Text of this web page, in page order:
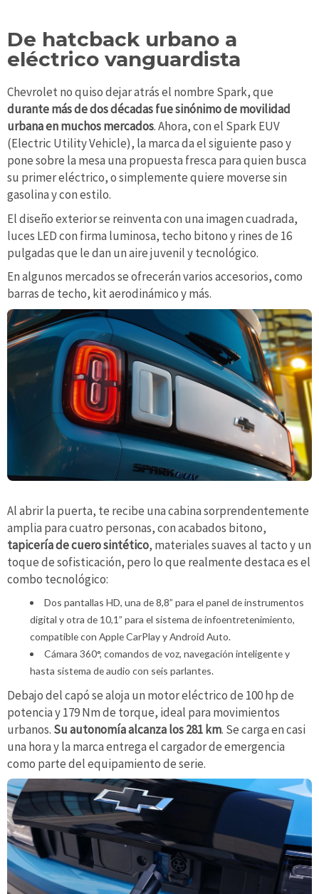
De hatcback urbano a
eléctrico vanguardista
Chevrolet no quiso dejar atrás el nombre Spark, que
durante más de dos décadas fue sinónimo de movilidad
urbana en muchos mercados. Ahora, con el Spark EUV
(Electric Utility Vehicle), la marca da el siguiente paso y
pone sobre la mesa una propuesta fresca para quien busca
su primer eléctrico, o simplemente quiere moverse sin
gasolina y con estilo.
El diseño exterior se reinventa con una imagen cuadrada,
luces LED con firma luminosa, techo bitono y rines de 16
pulgadas que le dan un aire juvenil y tecnológico.
En algunos mercados se ofrecerán varios accesorios, como
barras de techo, kit aerodinámico y más.
Al abrir la puerta, te recibe una cabina sorprendentemente
amplia para cuatro personas, con acabados bitono,
tapicería de cuero sintético, materiales suaves al tacto y un
toque de sofisticación, pero lo que realmente destaca es el
combo tecnológico:
Dos pantallas HD, una de 8,8” para el panel de instrumentos
digital y otra de 10,1” para el sistema de infoentretenimiento,
compatible con Apple CarPlay y Android Auto.
Cámara 360°, comandos de voz, navegación inteligente y
hasta sistema de audio con seis parlantes.
Debajo del capó se aloja un motor eléctrico de 100 hp de
potencia y 179 Nm de torque, ideal para movimientos
urbanos. Su autonomía alcanza los 281 km. Se carga en casi
una hora y la marca entrega el cargador de emergencia
como parte del equipamiento de serie.